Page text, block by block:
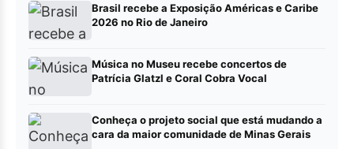
Brasil recebe a Exposição Américas e Caribe
2026 no Rio de Janeiro
Música no Museu recebe concertos de
Patrícia Glatzl e Coral Cobra Vocal
Conheça o projeto social que está mudando a
cara da maior comunidade de Minas Gerais